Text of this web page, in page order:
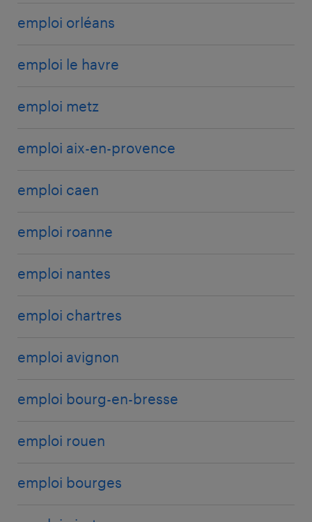
emploi orléans
emploi le havre
emploi metz
emploi aix-en-provence
emploi caen
emploi roanne
emploi nantes
emploi chartres
emploi avignon
emploi bourg-en-bresse
emploi rouen
emploi bourges